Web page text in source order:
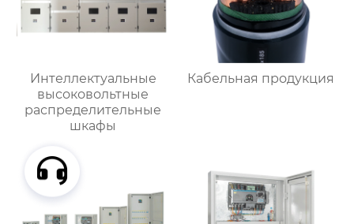
Интеллектуальные
высоковольтные
распределительные
шкафы
Кабельная продукция